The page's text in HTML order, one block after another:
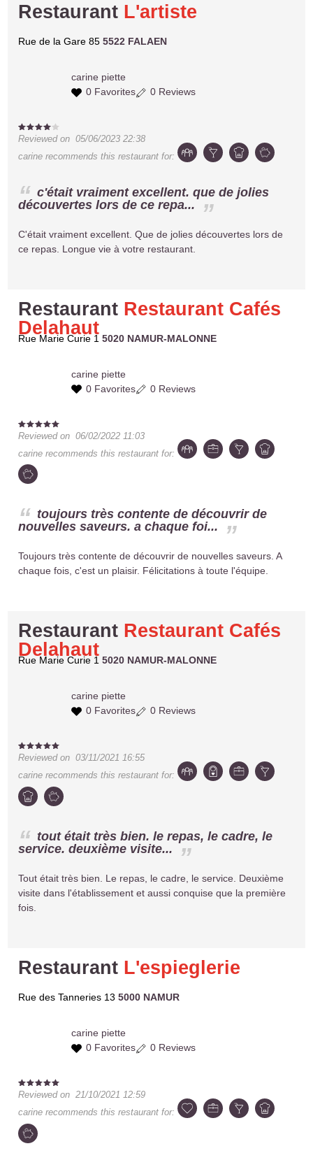
Restaurant L'artiste
Rue de la Gare 855522 FALAEN
carine piette
0 Favorites
0 Reviews
Reviewed on05/06/2023 22:38
carine recommends this restaurant for:
c'était vraiment excellent. que de jolies
découvertes lors de ce repa...
C'était vraiment excellent. Que de jolies découvertes lors de
ce repas. Longue vie à votre restaurant.
Restaurant Restaurant Cafés
Delahaut
Rue Marie Curie 15020 NAMUR-MALONNE
carine piette
0 Favorites
0 Reviews
Reviewed on06/02/2022 11:03
carine recommends this restaurant for:
toujours très contente de découvrir de
nouvelles saveurs. a chaque foi...
Toujours très contente de découvrir de nouvelles saveurs. A
chaque fois, c'est un plaisir. Félicitations à toute l'équipe.
Restaurant Restaurant Cafés
Delahaut
Rue Marie Curie 15020 NAMUR-MALONNE
carine piette
0 Favorites
0 Reviews
Reviewed on03/11/2021 16:55
carine recommends this restaurant for:
tout était très bien. le repas, le cadre, le
service. deuxième visite...
Tout était très bien. Le repas, le cadre, le service. Deuxième
visite dans l'établissement et aussi conquise que la première
fois.
Restaurant L'espieglerie
Rue des Tanneries 135000 NAMUR
carine piette
0 Favorites
0 Reviews
Reviewed on21/10/2021 12:59
carine recommends this restaurant for: